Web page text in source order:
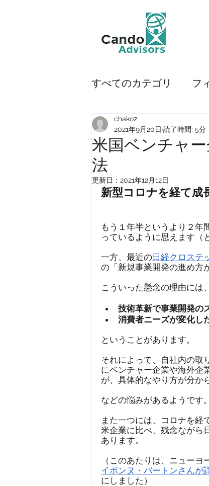
すべてのカテゴリ フ
モビリティ 使え
デジタルバンキング
ベンチャーキャピタル
新規事業 マーケ
米国ベンチャ
法
chako2
2021年9月20日 読了時間: 5分
更新日： 2021年12月12日
新型コロナを経て成
もう１年半というより２年
っているように思えます（
一方、最近の 日経クロステ
の「新規事業開発の進め方
こういった懸念の理由には
技術革新で事業開発の
消費者ニーズが変化し
ということがあります。
それによって、自社内の取
にベンチャー企業や海外企
が、具体的なやり方が分か
などの悩みがあるようです。
また一つには、コロナを経
米企業に比べ、残念ながら
あります。
（このあたりは、ニュー
イボンヌ・バートンさんが
にしました）